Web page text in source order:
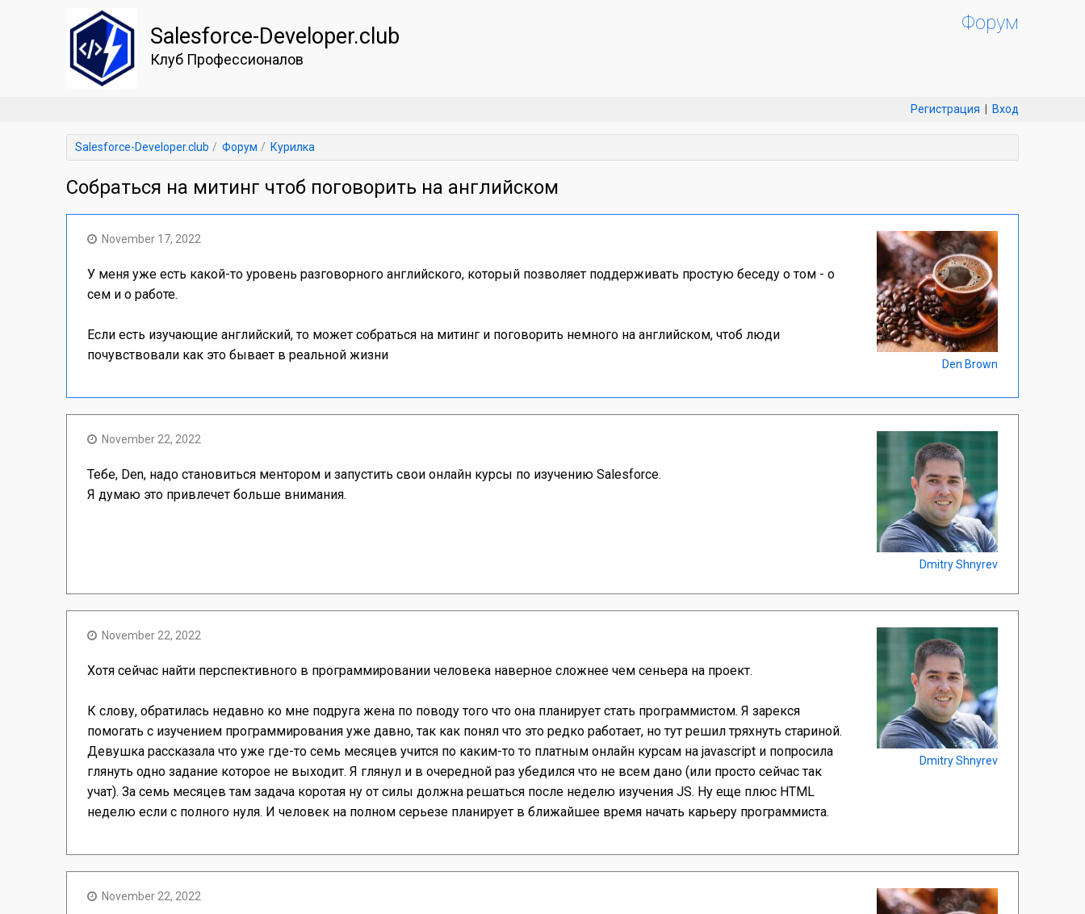
Salesforce-Developer.club
Клуб Профессионалов
Форум
Регистрация Вход
Salesforce-Developer.club Форум Курилка
Собраться на митинг чтоб поговорить на английском
November 17, 2022
У меня уже есть какой-то уровень разговорного английского, который позволяет поддерживать простую беседу о том - о
сем и о работе.
Если есть изучающие английский, то может собраться на митинг и поговорить немного на английском, чтоб люди
почувствовали как это бывает в реальной жизни
Den Brown
November 22, 2022
Тебе, Den, надо становиться ментором и запустить свои онлайн курсы по изучению Salesforce.
Я думаю это привлечет больше внимания.
Dmitry Shnyrev
November 22, 2022
Хотя сейчас найти перспективного в программировании человека наверное сложнее чем сеньера на проект.
К слову, обратилась недавно ко мне подруга жена по поводу того что она планирует стать программистом. Я зарекся
помогать с изучением программирования уже давно, так как понял что это редко работает, но тут решил тряхнуть стариной.
Девушка рассказала что уже где-то семь месяцев учится по каким-то то платным онлайн курсам на javascript и попросила
глянуть одно задание которое не выходит. Я глянул и в очередной раз убедился что не всем дано (или просто сейчас так
учат). За семь месяцев там задача коротая ну от силы должна решаться после неделю изучения JS. Ну еще плюс HTML
неделю если с полного нуля. И человек на полном серьезе планирует в ближайшее время начать карьеру программиста.
Dmitry Shnyrev
November 22, 2022